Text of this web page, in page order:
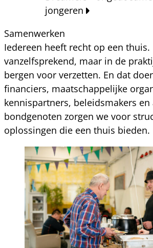
jongeren
Samenwerken
Iedereen heeft recht op een
vanzelfsprekend, maar in de
bergen voor verzetten. En dat
financiers, maatschappelijke
kennispartners, beleidsmakers en
bondgenoten zorgen we voor
oplossingen die een thuis bieden.